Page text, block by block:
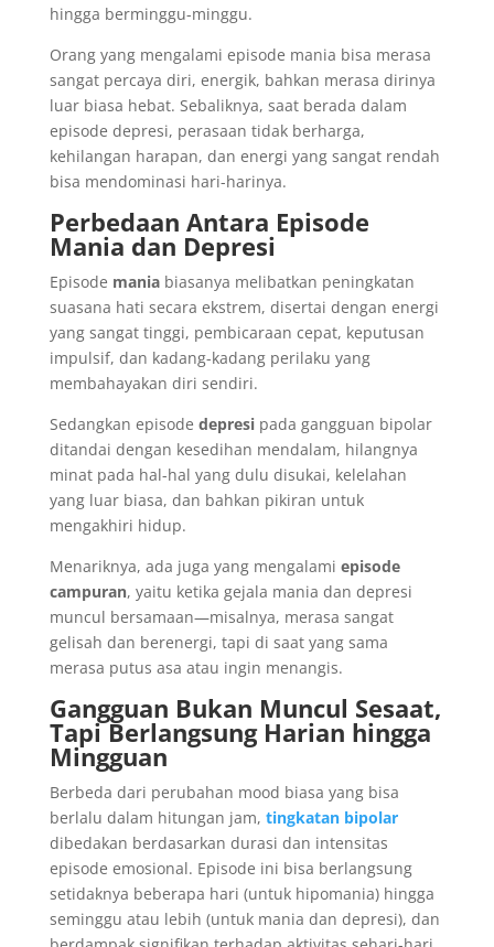
hingga berminggu-minggu.
Orang yang mengalami episode mania bisa merasa
sangat percaya diri, energik, bahkan merasa dirinya
luar biasa hebat. Sebaliknya, saat berada dalam
episode depresi, perasaan tidak berharga,
kehilangan harapan, dan energi yang sangat rendah
bisa mendominasi hari-harinya.
Perbedaan Antara Episode
Mania dan Depresi
Episode maniabiasanya melibatkan peningkatan
suasana hati secara ekstrem, disertai dengan energi
yang sangat tinggi, pembicaraan cepat, keputusan
impulsif, dan kadang-kadang perilaku yang
membahayakan diri sendiri.
Sedangkan episode depresipada gangguan bipolar
ditandai dengan kesedihan mendalam, hilangnya
minat pada hal-hal yang dulu disukai, kelelahan
yang luar biasa, dan bahkan pikiran untuk
mengakhiri hidup.
Menariknya, ada juga yang mengalami episode
campuran, yaitu ketika gejala mania dan depresi
muncul bersamaan—misalnya, merasa sangat
gelisah dan berenergi, tapi di saat yang sama
merasa putus asa atau ingin menangis.
Gangguan Bukan Muncul Sesaat,
Tapi Berlangsung Harian hingga
Mingguan
Berbeda dari perubahan mood biasa yang bisa
berlalu dalam hitungan jam, tingkatan bipolar
dibedakan berdasarkan durasi dan intensitas
episode emosional. Episode ini bisa berlangsung
setidaknya beberapa hari (untuk hipomania) hingga
seminggu atau lebih (untuk mania dan depresi), dan